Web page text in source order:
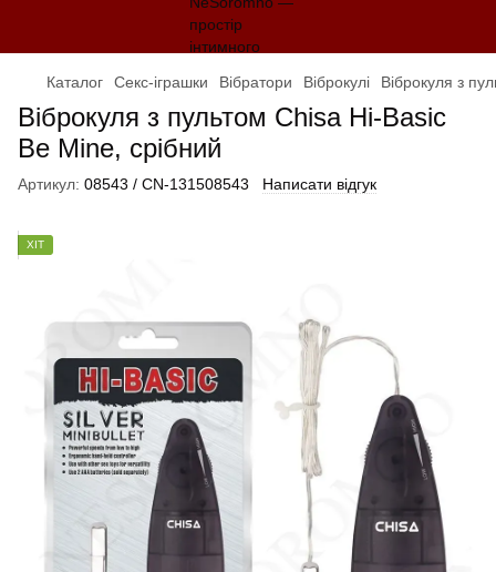
Каталог Секс-іграшки Вібратори Віброкулі Віброкуля з
Віброкуля з пультом Chisa Hi-Basic
Be Mine, срібний
Артикул: 08543 / CN-131508543 Написати відгук
ХІТ